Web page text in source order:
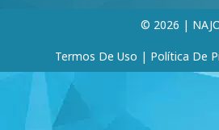
© 2026 |
Termos De Uso | Política De